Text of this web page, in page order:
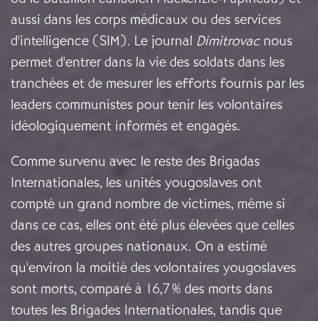
aussi dans les corps médicaux ou des services
d'intelligence (SIM). Le journal Dimitrovacnous
permet d'entrer dans la vie des soldats dans les
tranchées et de mesurer les efforts fournis par les
leaders communistes pour tenir les volontaires
idéologiquement informés et engagés.
Comme survenu avec le reste des Brigadas
Internationales, les unités yougoslaves ont
compté un grand nombre de victimes, même si
dans ce cas, elles ont été plus élevées que celles
des autres groupes nationaux. On a estimé
qu'environ la moitié des volontaires yougoslaves
sont morts, comparé à 16,7 % des morts dans
toutes les Brigades Internationales, tandis que